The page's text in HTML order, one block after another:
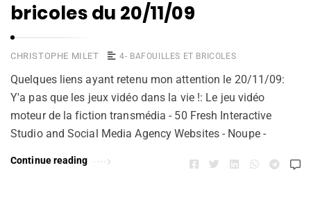
bricoles du 20/11/09
CHRISTOPHE MILET 4- BAFOUILLES ET BRICOLES
Quelques liens ayant retenu mon attention le 20/11/09:
Y'a pas que les jeux vidéo dans la vie !: Le jeu vidéo
moteur de la fiction transmédia - 50 Fresh Interactive
Studio and Social Media Agency Websites - Noupe -
Continue reading